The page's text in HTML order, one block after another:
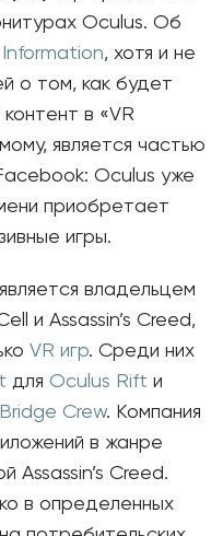
Oculus. Об
, хотя и не
о том, как будет
в «VR
является частью
Oculus уже
приобретает
игры.
владельцем
и Assassin’s Creed,
VR игр. Среди них
для Oculus Rift и
Crew. Компания
в жанре
Assassin’s Creed.
в определенных